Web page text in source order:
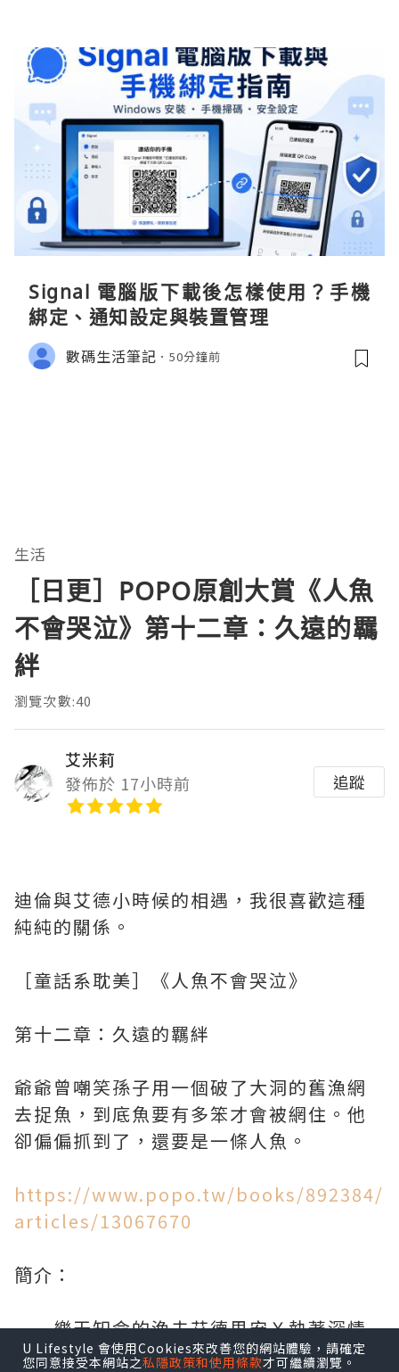
Signal 電腦版下載後怎樣使用？手機
綁定、通知設定與裝置管理
數碼生活筆記 50分鐘前
生活
［日更］POPO原創大賞《人魚
不會哭泣》第十二章：久遠的羈
絆
瀏覽次數:40
艾米莉
發佈於 17小時前
追蹤
迪倫與艾德小時候的相遇，我很喜歡這種
純純的關係。
［童話系耽美］《人魚不會哭泣》
第十二章：久遠的羈絆
爺爺曾嘲笑孫子用一個破了大洞的舊漁網
去捉魚，到底魚要有多笨才會被網住。他
卻偏偏抓到了，還要是一條人魚。
https://www.popo.tw/books/892384/
articles/13067670
簡介：
樂天知命的漁夫艾德里安Ｘ執著深情
的人魚迪倫
U Lifestyle 會使用Cookies來改善您的網站體驗，請確定
您同意接受本網站之私隱政策和使用條款才可繼續瀏覽。